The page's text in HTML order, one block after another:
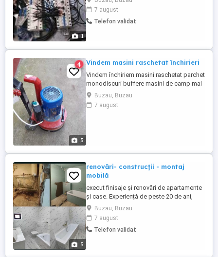
1
conform proiectului Înlocuirea tabloului
electric Montaj prize, întrerupătoare,
corpuri iluminat Orice tip de modificare
7 august
Telefon validat
5
4 Vindem masini raschetat închirieri
Vindem închiriem masini raschetat parchet
monodiscuri buffere masini de camp mai
multe detalii telefonic !
Buzau, Buzau
7 august
5
renovări- construcții - montaj
mobilă
execut finisaje și renovări de apartamente
și case. Experiență de peste 20 de ani,
acumulată în țară, dar și în străinătate.
Timp de executare rapid, în funcție de
complexitatea proiectului, oferind o
calitate superioară. renovarea completă a
Buzau, Buzau
7 august
Telefon validat